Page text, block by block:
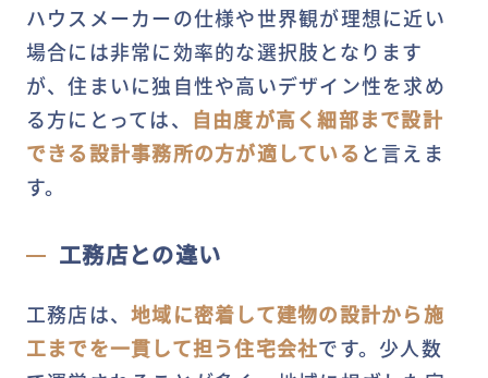
ハウスメーカーの仕様や世界観が理想に近い
場合には非常に効率的な選択肢となります
が、住まいに独自性や高いデザイン性を求め
る方にとっては、 自由度が高く細部まで設計
できる設計事務所の方が適していると言えま
す。
工務店との違い
工務店は、地域に密着して建物の設計から施
工までを一貫して担う住宅会社です。少人数